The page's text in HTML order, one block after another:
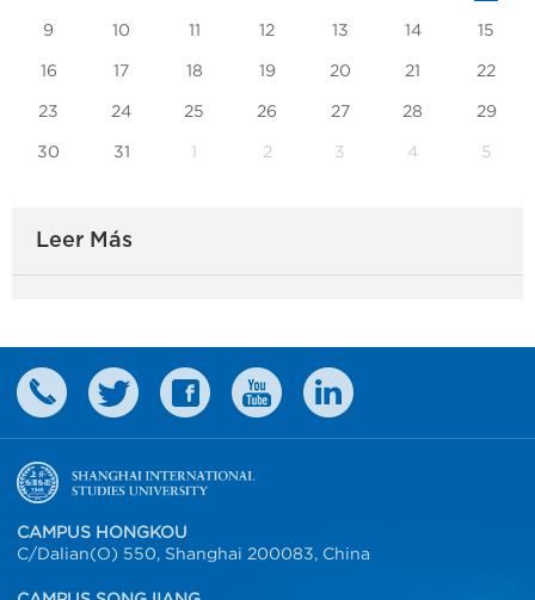
9 10 11 12 13 14 15
16 17 18 19 20 21 22
23 24 25 26 27 28 29
30 31 1 2 3 4 5
Leer Más
CAMPUS HONGKOU
C/Dalian(O) 550, Shanghai 200083, China